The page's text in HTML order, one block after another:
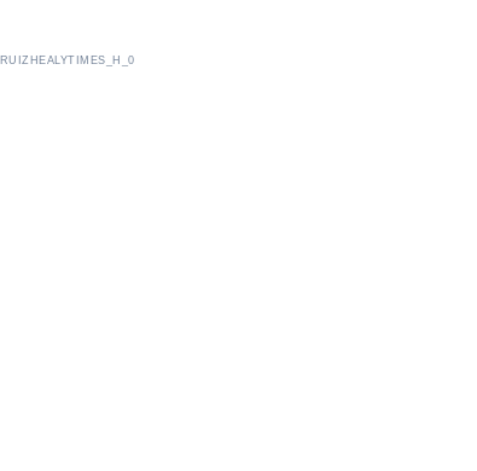
RUIZHEALYTIMES_H_0